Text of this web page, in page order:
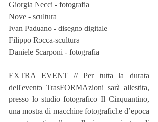
Giorgia Necci - fotografia
Nove - scultura
Ivan Paduano - disegno digitale
Filippo Rocca-scultura
Daniele Scarponi - fotografia
EXTRA EVENT // Per tutta la durata
dell'evento TrasFORMAzioni sarà allestita,
presso lo studio fotografico Il Cinquantino,
una mostra di macchine fotografiche d’epoca